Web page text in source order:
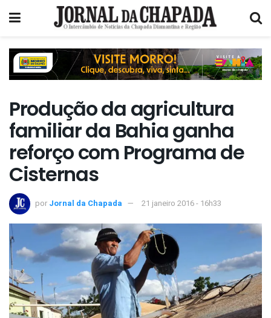
Produção da agricultura
familiar da Bahia ganha
reforço com Programa de
Cisternas
por Jornal da Chapada 21 janeiro 2016 - 16h33